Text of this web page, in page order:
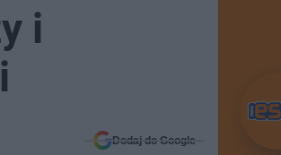
i
Dodaj do Google